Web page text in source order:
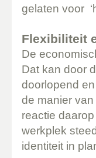
gelaten voor
Flexibiliteit
De
Dat kan door
doorlopend
de manier
reactie
werkplek
identiteit in